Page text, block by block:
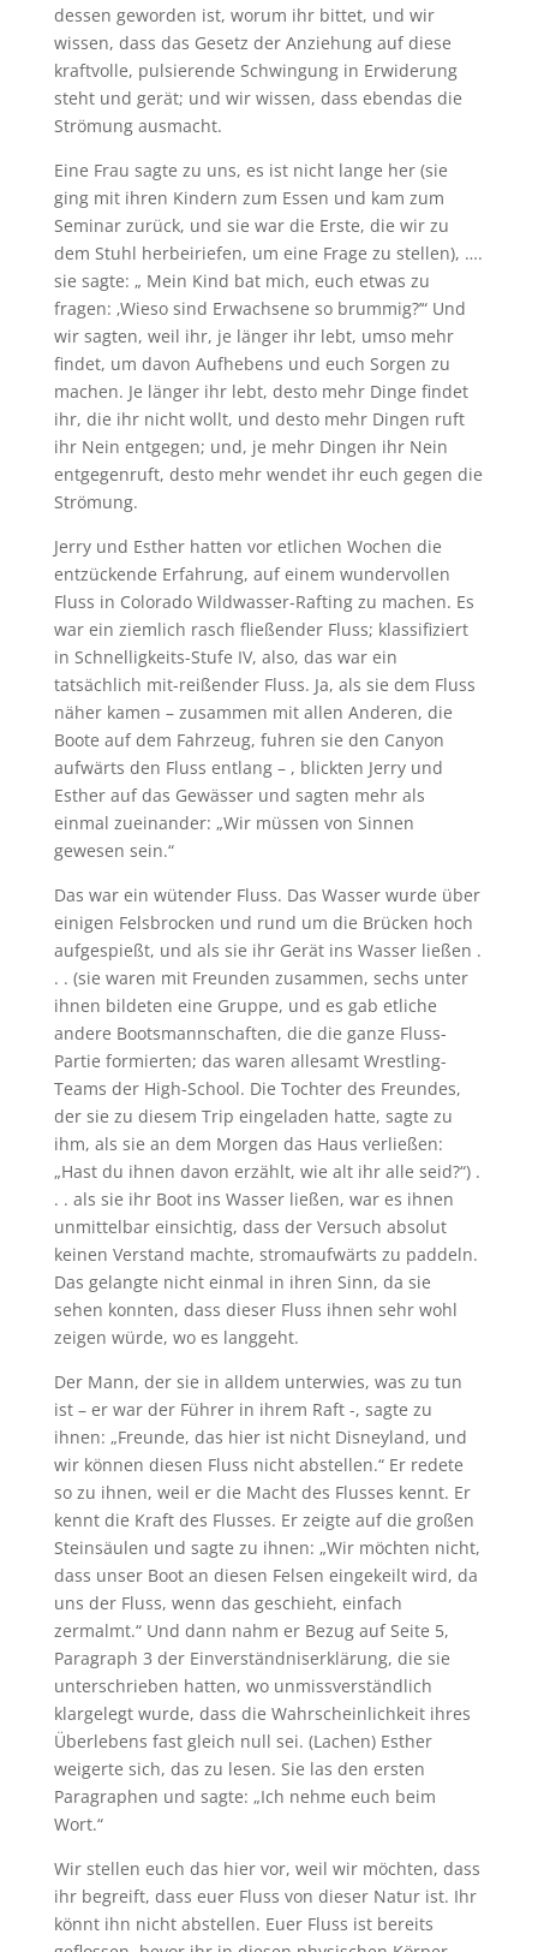
dessen geworden ist, worum ihr bittet, und wir
wissen, dass das Gesetz der Anziehung auf diese
kraftvolle, pulsierende Schwingung in Erwiderung
steht und gerät; und wir wissen, dass ebendas die
Strömung ausmacht.
Eine Frau sagte zu uns, es ist nicht lange her (sie
ging mit ihren Kindern zum Essen und kam zum
Seminar zurück, und sie war die Erste, die wir zu
dem Stuhl herbeiriefen, um eine Frage zu stellen), ….
sie sagte: „ Mein Kind bat mich, euch etwas zu
fragen: ‚Wieso sind Erwachsene so brummig?’“ Und
wir sagten, weil ihr, je länger ihr lebt, umso mehr
findet, um davon Aufhebens und euch Sorgen zu
machen. Je länger ihr lebt, desto mehr Dinge findet
ihr, die ihr nicht wollt, und desto mehr Dingen ruft
ihr Nein entgegen; und, je mehr Dingen ihr Nein
entgegenruft, desto mehr wendet ihr euch gegen die
Strömung.
Jerry und Esther hatten vor etlichen Wochen die
entzückende Erfahrung, auf einem wundervollen
Fluss in Colorado Wildwasser-Rafting zu machen. Es
war ein ziemlich rasch fließender Fluss; klassifiziert
in Schnelligkeits-Stufe IV, also, das war ein
tatsächlich mit-reißender Fluss. Ja, als sie dem Fluss
näher kamen – zusammen mit allen Anderen, die
Boote auf dem Fahrzeug, fuhren sie den Canyon
aufwärts den Fluss entlang – , blickten Jerry und
Esther auf das Gewässer und sagten mehr als
einmal zueinander: „Wir müssen von Sinnen
gewesen sein.“
Das war ein wütender Fluss. Das Wasser wurde über
einigen Felsbrocken und rund um die Brücken hoch
aufgespießt, und als sie ihr Gerät ins Wasser ließen .
. . (sie waren mit Freunden zusammen, sechs unter
ihnen bildeten eine Gruppe, und es gab etliche
andere Bootsmannschaften, die die ganze Fluss-
Partie formierten; das waren allesamt Wrestling-
Teams der High-School. Die Tochter des Freundes,
der sie zu diesem Trip eingeladen hatte, sagte zu
ihm, als sie an dem Morgen das Haus verließen:
„Hast du ihnen davon erzählt, wie alt ihr alle seid?“) .
. . als sie ihr Boot ins Wasser ließen, war es ihnen
unmittelbar einsichtig, dass der Versuch absolut
keinen Verstand machte, stromaufwärts zu paddeln.
Das gelangte nicht einmal in ihren Sinn, da sie
sehen konnten, dass dieser Fluss ihnen sehr wohl
zeigen würde, wo es langgeht.
Der Mann, der sie in alldem unterwies, was zu tun
ist – er war der Führer in ihrem Raft -, sagte zu
ihnen: „Freunde, das hier ist nicht Disneyland, und
wir können diesen Fluss nicht abstellen.“ Er redete
so zu ihnen, weil er die Macht des Flusses kennt. Er
kennt die Kraft des Flusses. Er zeigte auf die großen
Steinsäulen und sagte zu ihnen: „Wir möchten nicht,
dass unser Boot an diesen Felsen eingekeilt wird, da
uns der Fluss, wenn das geschieht, einfach
zermalmt.“ Und dann nahm er Bezug auf Seite 5,
Paragraph 3 der Einverständniserklärung, die sie
unterschrieben hatten, wo unmissverständlich
klargelegt wurde, dass die Wahrscheinlichkeit ihres
Überlebens fast gleich null sei. (Lachen) Esther
weigerte sich, das zu lesen. Sie las den ersten
Paragraphen und sagte: „Ich nehme euch beim
Wort.“
Wir stellen euch das hier vor, weil wir möchten, dass
ihr begreift, dass euer Fluss von dieser Natur ist. Ihr
könnt ihn nicht abstellen. Euer Fluss ist bereits